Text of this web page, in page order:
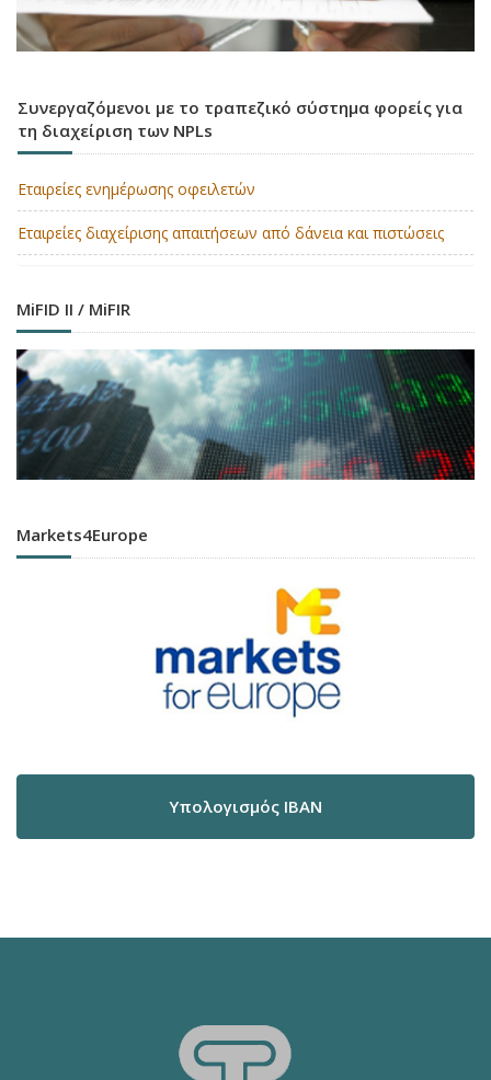
Συνεργαζόμενοι με το τραπεζικό σύστημα φορείς για
τη διαχείριση των NPLs
Εταιρείες ενημέρωσης οφειλετών
Εταιρείες διαχείρισης απαιτήσεων από δάνεια και πιστώσεις
MiFID II / MiFIR
Markets4Europe
Υπολογισμός IBAN